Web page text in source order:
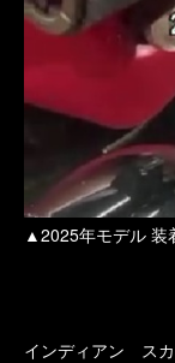
▲2025年モデル 装
インディアン ス